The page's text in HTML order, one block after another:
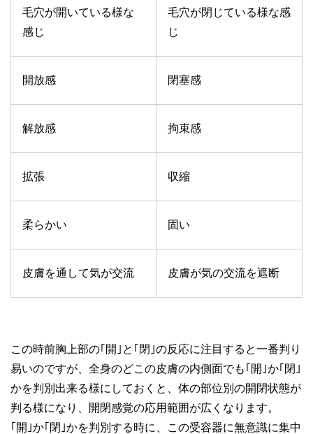
毛穴が開いている様な
感じ
毛穴が閉じている様な感
じ
開放感 閉塞感
解放感 拘束感
拡張 収縮
柔らかい 固い
皮膚を通して気が交流 皮膚が気の交流を遮断
この時前胸上部の｢開｣と｢閉｣の反応に注目すると一番判り
易いのですが、全身のどこの皮膚の内側面でも｢開｣か｢閉｣
かを判別出来る様にしておくと、体の部位別の開閉状態が
判る様になり、開閉感覚の応用範囲が広くなります。
｢開｣か｢閉｣かを判別する時に、この受容器に無意識に集中